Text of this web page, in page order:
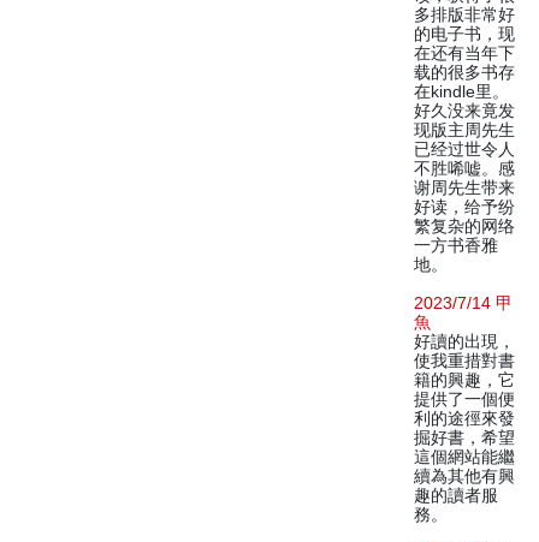
多排版非常好
的电子书，现
在还有当年下
载的很多书存
在kindle里。
好久没来竟发
现版主周先生
已经过世令人
不胜唏嘘。感
谢周先生带来
好读，给予纷
繁复杂的网络
一方书香雅
地。
2023/7/14 甲
魚
好讀的出現，
使我重措對書
籍的興趣，它
提供了一個便
利的途徑來發
掘好書，希望
這個網站能繼
續為其他有興
趣的讀者服
務。